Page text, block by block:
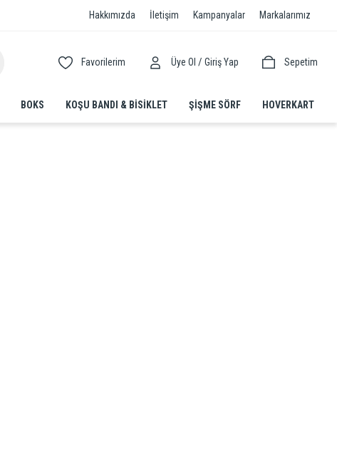
Hakkımızda İletişim Kampanyalar Markalarımız
Favorilerim Üye Ol / Giriş Yap Sepetim
BOKS KOŞU BANDI & BISIKLET ŞIŞME SÖRF HOVERKART